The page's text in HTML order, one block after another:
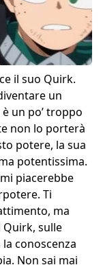
il suo Quirk.
un
un po’ troppo
non lo porterà
potere, la sua
potentissima.
piacerebbe
Ti
ma
sulle
conoscenza
Non sai mai